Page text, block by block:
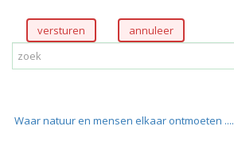
versturen
Waar natuur en mensen elkaar ontmoeten ....